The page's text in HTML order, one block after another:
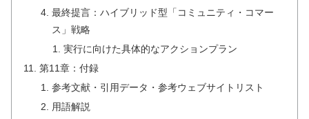
最終提言：ハイブリッド型「コミュニティ・コマー
ス」戦略
実行に向けた具体的なアクションプラン
第11章：付録
参考文献・引用データ・参考ウェブサイトリスト
用語解説